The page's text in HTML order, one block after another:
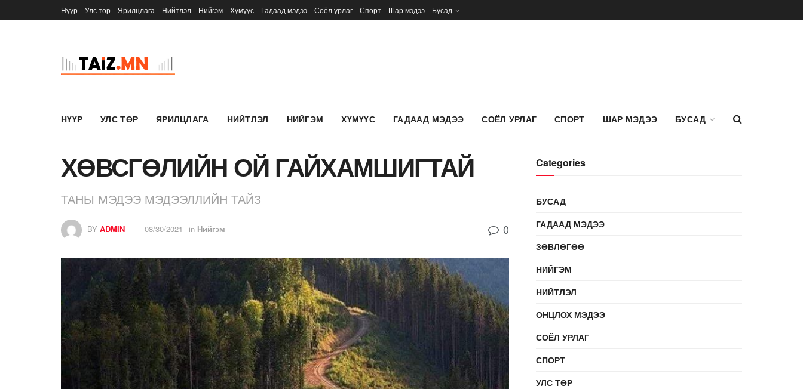
Нүүр Улс төр Ярилцлага Нийтлэл Нийгэм Хүмүүс Гадаад мэдээ Соёл урлаг Спорт Шар мэдээ Бусад
НҮҮР УЛС ТӨР ЯРИЛЦЛАГА НИЙТЛЭЛ НИЙГЭМ ХҮМҮҮС ГАДААД МЭДЭЭ СОЁЛ УРЛАГ СПОРТ ШАР МЭДЭЭ БУСАД
ХӨВСГӨЛИЙН ОЙ ГАЙХАМШИГТАЙ
ТАНЫ МЭДЭЭ МЭДЭЭЛЛИЙН ТАЙЗ
BY ADMIN 08/30/2021 in Нийгэм 0
Categories
БУСАД
ГАДААД МЭДЭЭ
ЗӨВЛӨГӨӨ
НИЙГЭМ
НИЙТЛЭЛ
ОНЦЛОХ МЭДЭЭ
СОЁЛ УРЛАГ
СПОРТ
УЛС ТӨР